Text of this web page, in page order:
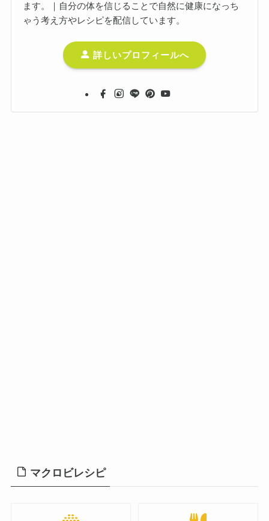
ます。｜自分の体を信じることで自然に健康になっち
ゃう考え方やレシピを配信しています。
詳しいプロフィールへ
マクロビレシピ